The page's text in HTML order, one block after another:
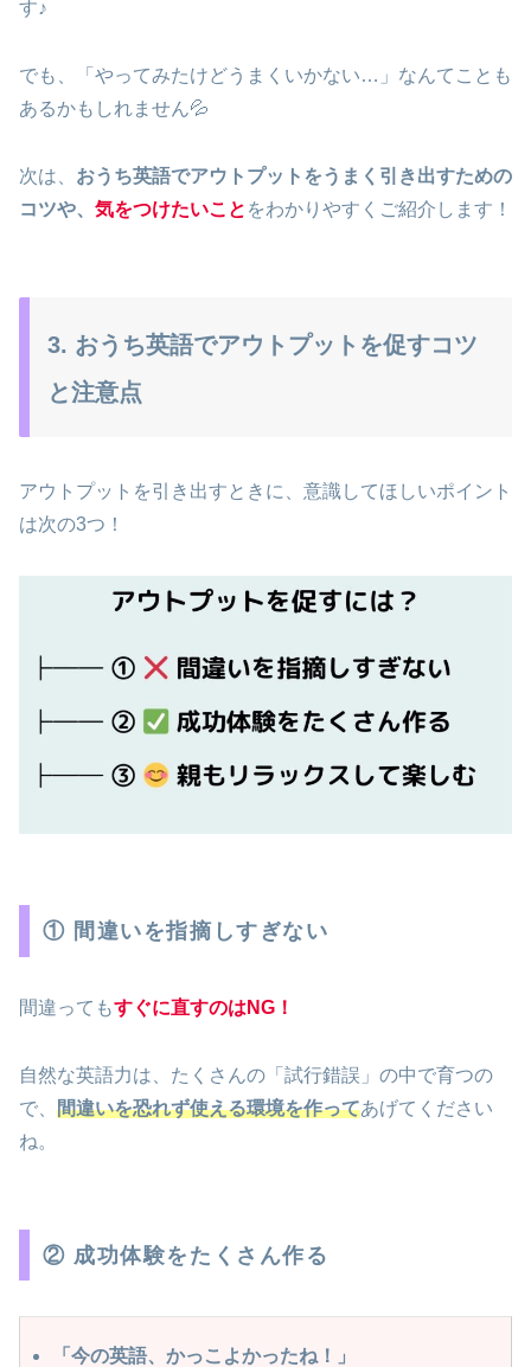
す♪
でも、「やってみたけどうまくいかない…」なんてことも
あるかもしれません💦
次は、 おうち英語でアウトプットをうまく引き出すための
コツや、 気をつけたいこと をわかりやすくご紹介します！
3. おうち英語でアウトプットを促すコツ
と注意点
アウトプットを引き出すときに、意識してほしいポイント
は次の3つ！
① 間違いを指摘しすぎない
間違ってもすぐに直すのはNG！
自然な英語力は、たくさんの「試行錯誤」の中で育つの
で、 間違いを恐れず使える環境を作ってあげてください
ね。
② 成功体験をたくさん作る
「今の英語、かっこよかったね！」